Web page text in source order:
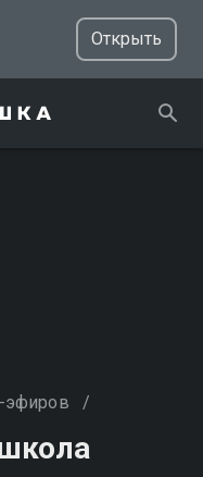
Открыть
эфиров /